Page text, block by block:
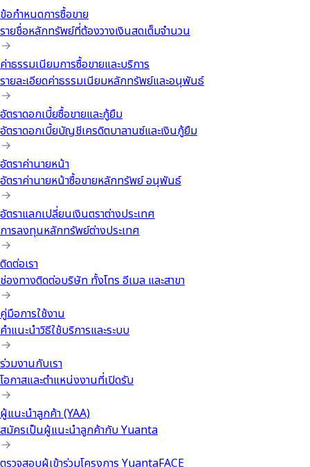
ข้อกำหนดการซื้อขาย
รายชื่อหลักทรัพย์ที่ต้องวางเงินสดเต็มจำนวน
ค่าธรรมเนียมการซื้อขายและบริการ
รายละเอียดค่าธรรมเนียมหลักทรัพย์และอนุพันธ์
อัตราดอกเบี้ยซื้อขายและกู้ยืม
อัตราดอกเบี้ยบัญชีเครดิตบาลานซ์และเงินกู้ยืม
อัตราค่านายหน้า
อัตราค่านายหน้าซื้อขายหลักทรัพย์ อนุพันธ์
อัตราแลกเปลี่ยนเงินตราต่างประเทศ
การลงทุนหลักทรัพย์ต่างประเทศ
ติดต่อเรา
ช่องทางติดต่อบริษัท ทั้งโทร อีเมล และสาขา
คู่มือการใช้งาน
คำแนะนำวิธีใช้บริการและระบบ
ร่วมงานกับเรา
โอกาสและตำแหน่งงานที่เปิดรับ
ผู้แนะนำลูกค้า (YAA)
สมัครเป็นผู้แนะนำลูกค้ากับ Yuanta